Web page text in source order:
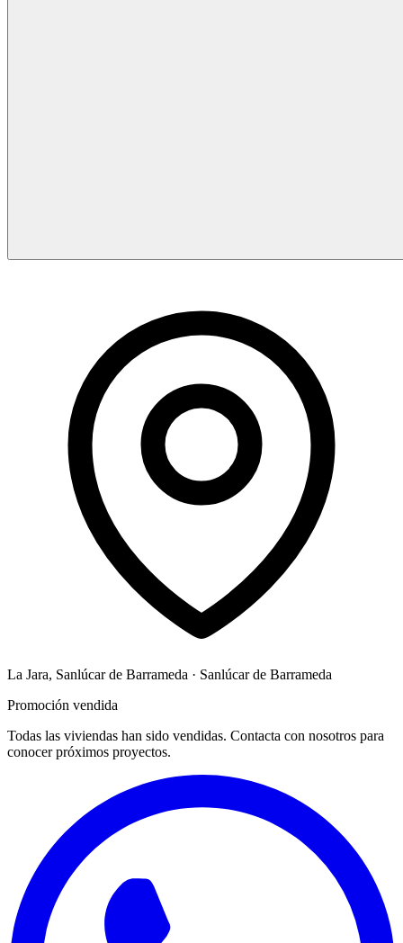
La Jara, Sanlúcar de Barrameda · Sanlúcar de Barrameda
Promoción vendida
Todas las viviendas han sido vendidas. Contacta con nosotros para
conocer próximos proyectos.